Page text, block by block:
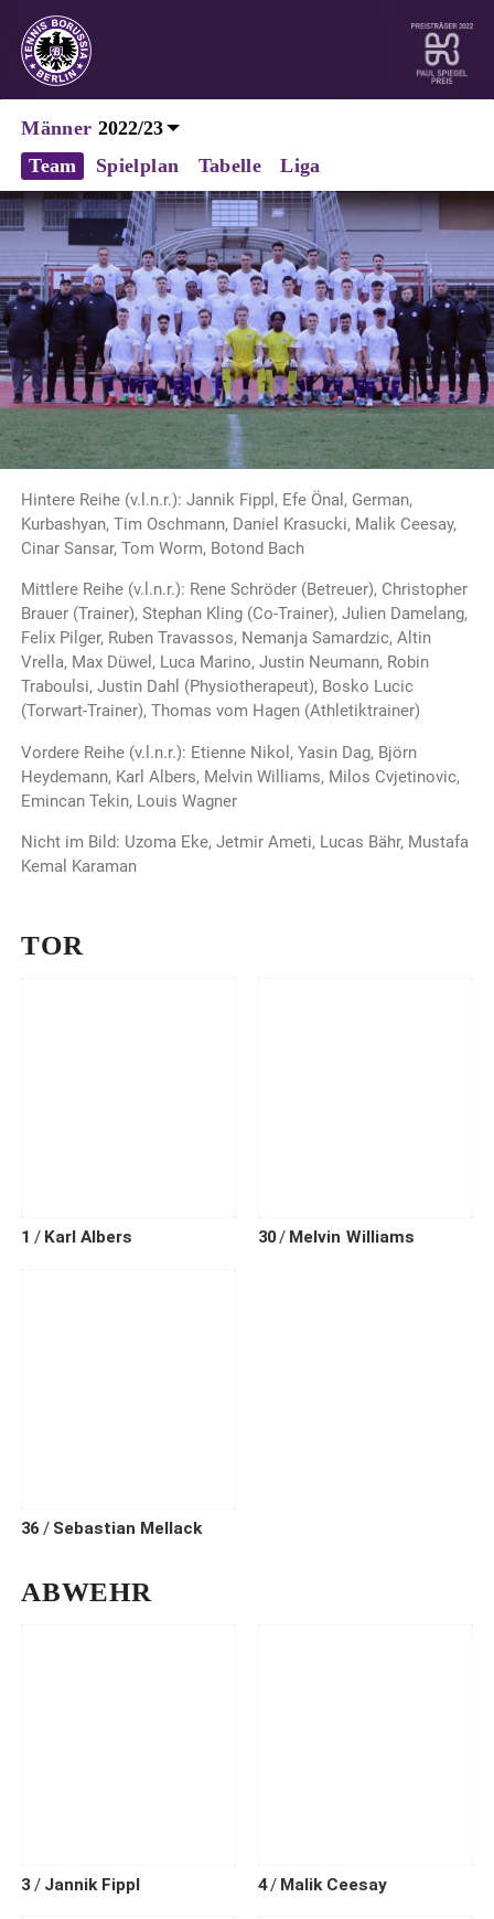
Männer
Team
Spielplan Tabelle Liga
Hintere Reihe (v.l.n.r.): Jannik Fippl, Efe Önal, German,
Kurbashyan, Tim Oschmann, Daniel Krasucki, Malik Ceesay,
Cinar Sansar, Tom Worm, Botond Bach
Mittlere Reihe (v.l.n.r.): Rene Schröder (Betreuer), Christopher
Brauer (Trainer), Stephan Kling (Co-Trainer), Julien Damelang,
Felix Pilger, Ruben Travassos, Nemanja Samardzic, Altin
Vrella, Max Düwel, Luca Marino, Justin Neumann, Robin
Traboulsi, Justin Dahl (Physiotherapeut), Bosko Lucic
(Torwart-Trainer), Thomas vom Hagen (Athletiktrainer)
Vordere Reihe (v.l.n.r.): Etienne Nikol, Yasin Dag, Björn
Heydemann, Karl Albers, Melvin Williams, Milos Cvjetinovic,
Emincan Tekin, Louis Wagner
Nicht im Bild: Uzoma Eke, Jetmir Ameti, Lucas Bähr, Mustafa
Kemal Karaman
TOR
Karl Albers
1 Melvin Williams
30
Sebastian Mellack
36
ABWEHR
Jannik Fippl
3 Malik Ceesay
4